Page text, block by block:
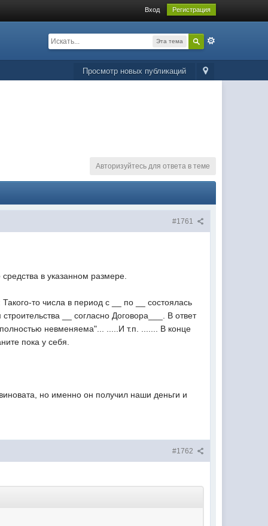
Вход Регистрация
Эта тема
Просмотр новых публикаций
Авторизуйтесь для ответа в теме
#1761
в указанном размере.
то числа в период с __ по __ состоялась
__ согласно Договора___. В ответ
невменяема"... .....И т.п. ....... В конце
пока у себя.
но именно он получил наши деньги и
#1762